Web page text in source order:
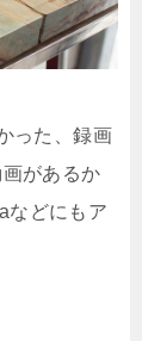
った、録画
があるか
などにもア